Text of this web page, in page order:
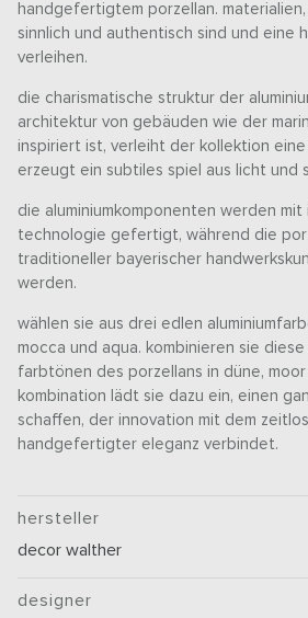
handgefertigtem porzellan.
sinnlich und authentisch sind und eine
verleihen.
die charismatische struktur der
architektur von gebäuden wie der
inspiriert ist, verleiht der kollektion
erzeugt ein subtiles spiel aus licht und
die aluminiumkomponenten werden mit
technologie gefertigt, während die
traditioneller bayerischer
werden.
wählen sie aus drei edlen
mocca und aqua. kombinieren sie
farbtönen des porzellans in düne,
kombination lädt sie dazu ein, einen
schaffen, der innovation mit dem
handgefertigter eleganz verbindet.
hersteller
decor walther
designer